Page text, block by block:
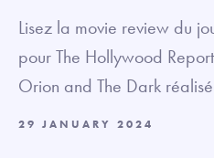
Lisez la movie review du
pour The Hollywood
Orion and The Dark
29 JANUARY 2024